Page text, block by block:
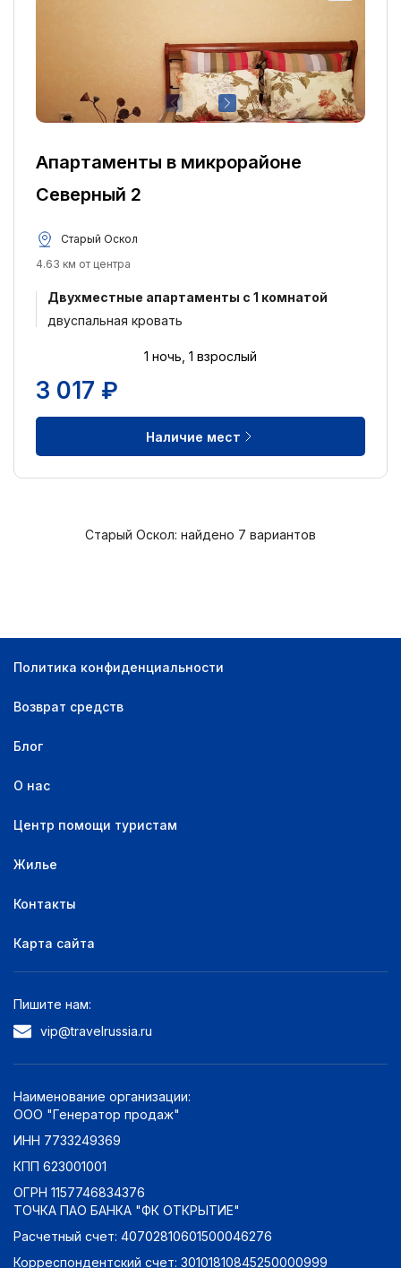
Апартаменты в микрорайоне
Северный 2
Старый Оскол
4.63 км от центра
Двухместные апартаменты c 1 комнатой
двуспальная кровать
1 ночь, 1 взрослый
3 017 ₽
Наличие мест
Старый Оскол: найдено 7 вариантов
Политика конфиденциальности
Возврат средств
Блог
О нас
Центр помощи туристам
Жилье
Контакты
Карта сайта
Пишите нам:
vip@travelrussia.ru
Наименование организации:
ООО "Генератор продаж"
ИНН 7733249369
КПП 623001001
ОГРН 1157746834376
ТОЧКА ПАО БАНКА "ФК ОТКРЫТИЕ"
Расчетный счет: 40702810601500046276
Корреспондентский счет: 30101810845250000999